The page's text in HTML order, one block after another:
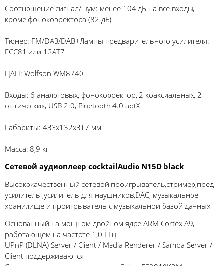
Соотношение сигнал/шум: менее 104 дБ на все входы,
кроме фонокорректора (82 дБ)
Тюнер: FM/DAB/DAB+Лампы предварительного усилителя:
ECC81 или 12АТ7
ЦАП: Wolfson WM8740
Входы: 6 аналоговых, фонокорректор, 2 коаксиальных, 2
оптических, USB 2.0, Bluetooth 4.0 aptX
Габариты: 433х132х317 мм
Масса: 8,9 кг
Сетевой аудиоплеер cocktailAudio N15D black
Высококачественный сетевой проигрыватель,стример,пред
усилитель ,усилитель для наушников,DAC, музыкальное
хранилище и проигрыватель с музыкальной базой данных
Основанный на мощном двойном ядре ARM Cortex A9,
работающем на частоте 1,0 ГГц
UPnP (DLNA) Server / Client / Media Renderer / Samba Server /
Client поддерживаются